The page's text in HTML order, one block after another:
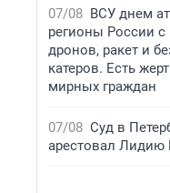
07/08 ВСУ днем
регионы России
дронов, ракет и
катеров. Есть
мирных граждан
07/08 Суд в
арестовал Лидию